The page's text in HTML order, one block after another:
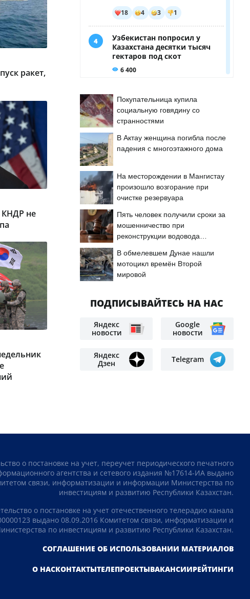
ракет,
КНДР не
Покупательница купила
социальную говядину со
странностями
В Актау женщина погибла после
падения с многоэтажного дома
На месторождении в Мангистау
произошло возгорание при
очистке резервуара
Пять человек получили сроки за
мошенничество при
реконструкции водовода
В обмелевшем Дунае нашли
мотоцикл времён Второй
мировой
ПОДПИСЫВАЙТЕСЬ НА НАС
Яндекс
новости
Google
новости
Яндекс
Дзен
Telegram
о постановке на учет, переучет периодического печатного
агентства и сетевого издания №17614-ИА выдано
связи, информатизации и информации Министерства по
инвестициям и развитию Республики Казахстан.
о постановке на учет отечественного телерадио канала
выдано 08.09.2016 Комитетом связи, информатизации и
по инвестициям и развитию Республики Казахстан.
СОГЛАШЕНИЕ ОБ ИСПОЛЬЗОВАНИИ МАТЕРИАЛОВ
О НАСКОНТАКТЫТЕЛЕПРОЕКТЫВАКАНСИИРЕЙТИНГИ